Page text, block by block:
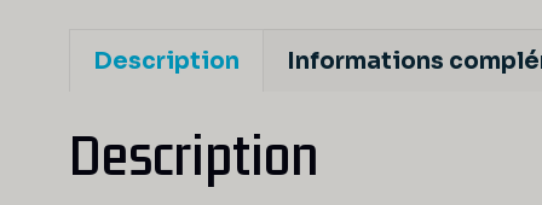
Description Informations
Description